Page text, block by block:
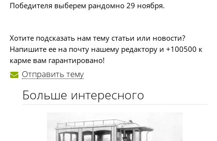
Победителя выберем рандомно 29 ноября.
Хотите подсказать нам тему статьи или новости?
Напишите ее на почту нашему редактору и +100500 к
карме вам гарантировано!
Отправить тему
Больше интересного